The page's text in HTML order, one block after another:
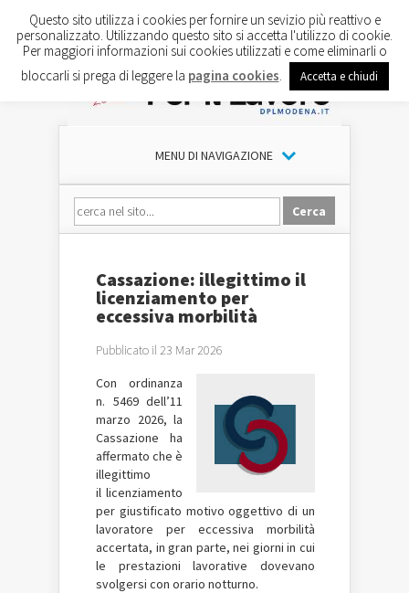
MENU DI NAVIGAZIONE
Cassazione: illegittimo il
licenziamento per
eccessiva morbilità
Pubblicato il 23 Mar 2026
Con ordinanza
n. 5469 dell’11
marzo 2026, la
Cassazione ha
affermato che è
illegittimo
il licenziamento
per giustificato motivo oggettivo di un
lavoratore per eccessiva morbilità
accertata, in gran parte, nei giorni in cui
le prestazioni lavorative dovevano
svolgersi con orario notturno.
Questo sito utilizza i cookies per fornire un sevizio più reattivo e
personalizzato. Utilizzando questo sito si accetta l'utilizzo di cookie.
Per maggiori informazioni sui cookies utilizzati e come eliminarli o
bloccarli si prega di leggere la pagina cookies Accetta e chiudi